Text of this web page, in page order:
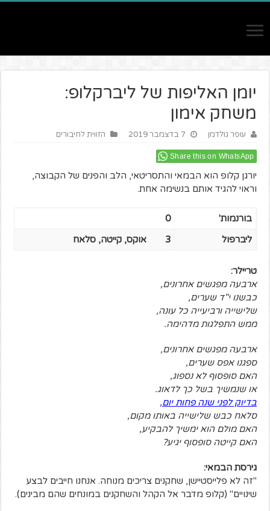
יומן האליפות של ליברקלופ:
משחק אימון
עופר גולדמן 7 בדצמבר 2019 הזווית לחיבורים
Share this on WhatsApp
יורגן קלופ הוא הבמאי והתסריטאי, הלב והפנים של הקבוצה,
וראוי להגיד אותם בנשימה אחת.
בורנמות'
0
ליברפול
3 אוקס, קייטה, סלאח
טריילר:
ארבעה מפגשים אחרונים,
כבשנו י"ד שערים,
שלישייה ורביעייה כל עונה,
ממש התפלגות מדהימה.
ארבעה מפגשים אחרונים,
ספגנו אפס שערים,
האם סופסוף לא נספוג,
או שנמשיך בשל כך לדאוג.
בדיוק לפני שנה פחות יום,
סלאח כבש שלישייה באותו מקום,
האם מולם הוא ימשיך להבקיע,
האם קייטה סופסוף יגיע?
גירסת הבמאי:
"זה לא פלייסטיישן, שחקנים צריכים מנוחה. אנחנו חייבים לבצע
שינויים" (קלופ מדבר אל הקהל והשחקנים במונחים שהם מבינים).